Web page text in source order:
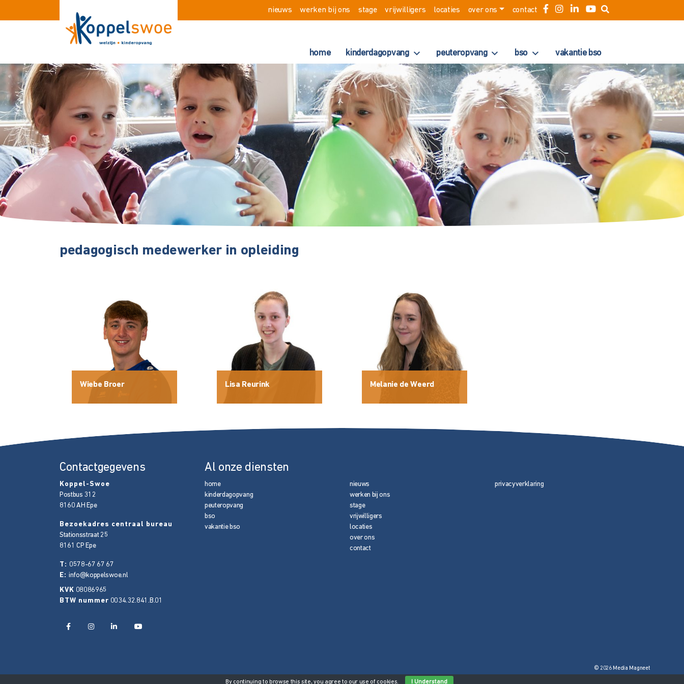
nieuws werken bij ons stage vrijwilligers locaties over ons contact
home kinderdagopvang peuteropvang bso vakantie bso
pedagogisch medewerker in opleiding
Wiebe Broer Lisa Reurink Melanie de Weerd
Contactgegevens
Koppel-Swoe
Postbus 312
8160 AH Epe
Bezoekadres centraal bureau
Stationsstraat 25
8161 CPEpe
T: 0578-67 67 67
E: info@koppelswoe.nl
KVK 08086965
BTW nummer 0034.32.841.B.01
Al onze diensten
home
kinderdagopvang
peuteropvang
bso
vakantie bso
nieuws
werken bij ons
stage
vrijwilligers
locaties
over ons
contact
privacyverklaring
© 2026 Media Magneet
By continuing to browse this site, you agree to our use of cookies. I Understand